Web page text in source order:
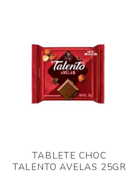
TABLETE CHOC
TALENTO AVELAS 25GR